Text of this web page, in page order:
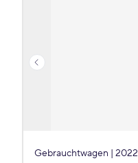
Gebrauchtwagen | 2022